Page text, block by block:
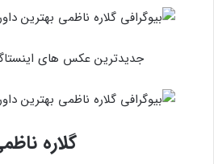
جدیدترین عکس های
گلاره